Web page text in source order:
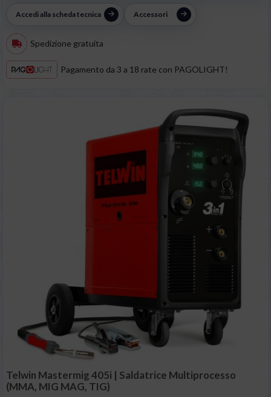
Accedi alla scheda tecnica Accessori
Spedizione gratuita
Pagamento da 3 a 18 rate con PAGOLIGHT!
Telwin Mastermig 405i | Saldatrice Multiprocesso
(MMA, MIG MAG, TIG)